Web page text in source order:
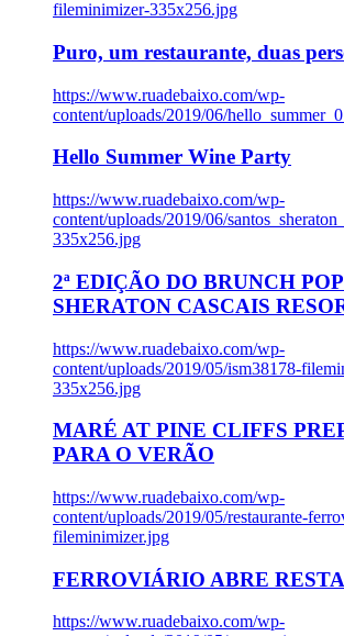
fileminimizer-335x256.jpg
Puro, um restaurante, duas
https://www.ruadebaixo.com/wp-
content/uploads/2019/06/
Hello Summer Wine Party
https://www.ruadebaixo.com/wp-
content/uploads/2019/06/
335x256.jpg
2ª EDIÇÃO DO BRUNCH
SHERATON CASCAIS
https://www.ruadebaixo.com/wp-
content/uploads/2019/05/ism38178-
335x256.jpg
MARÉ AT PINE CLIFFS
PARA O VERÃO
https://www.ruadebaixo.com/wp-
content/uploads/2019/05/restaurante-
fileminimizer.jpg
FERROVIÁRIO ABRE
https://www.ruadebaixo.com/wp-